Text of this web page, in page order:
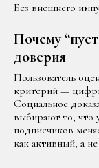
Без внешнего
Почему
доверия
Пользователь
критерий —
Социальное
выбирают то, что
подписчиков
как активный, а